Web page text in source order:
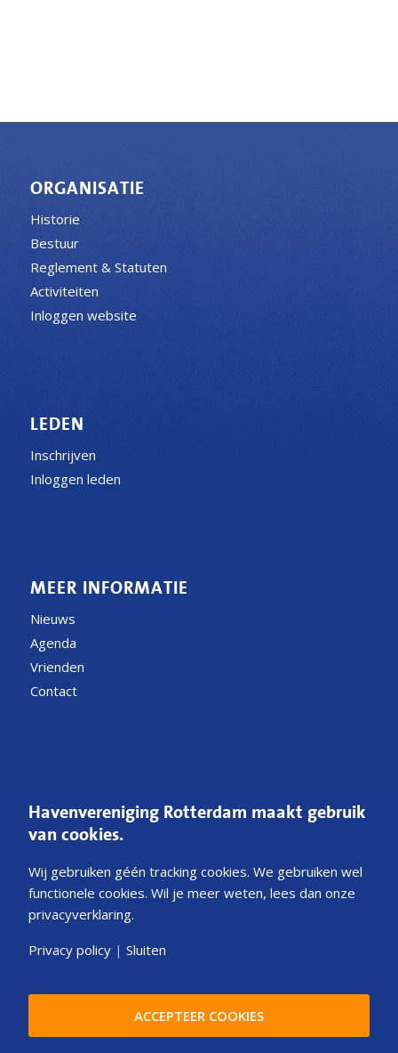
ORGANISATIE
Historie
Bestuur
Reglement & Statuten
Activiteiten
Inloggen website
LEDEN
Inschrijven
Inloggen leden
MEER INFORMATIE
Nieuws
Agenda
Vrienden
Contact
Postbus 54200
EMail ons
KvK 40341231
NL45ABNA0252543033
Havenvereniging Rotterdam maakt gebruik
van cookies.
Wij gebruiken géén tracking cookies. We gebruiken wel
functionele cookies. Wil je meer weten, lees dan onze
privacyverklaring.
Privacy policy | Sluiten
ACCEPTEER COOKIES